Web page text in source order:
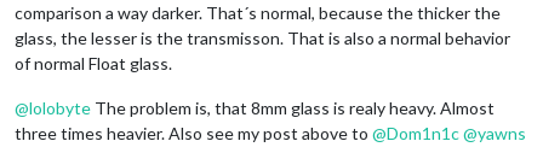
comparison a way darker. That´s normal, because the thicker the
glass, the lesser is the transmisson. That is also a normal behavior
of normal Float glass.
@lolobyte The problem is, that 8mm glass is realy heavy. Almost
three times heavier. Also see my post above to @Dom1n1c@yawns